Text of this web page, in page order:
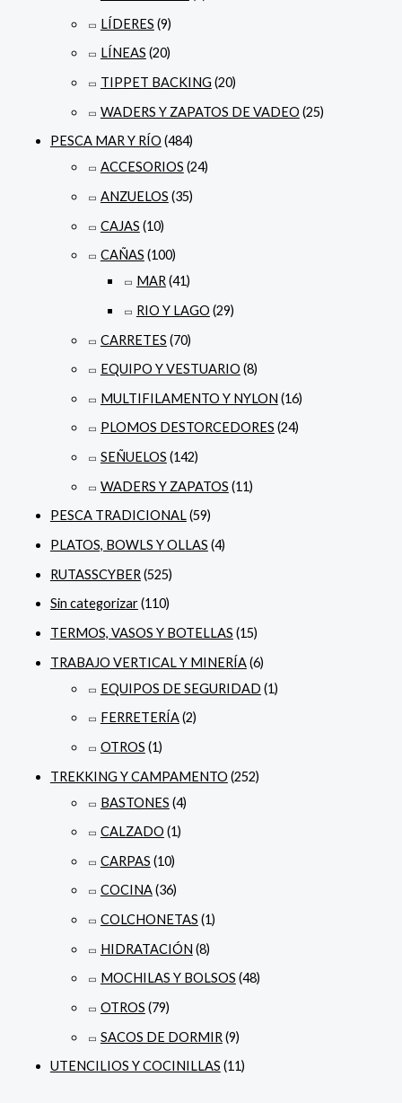
LÍDERES (9)
LÍNEAS (20)
TIPPET BACKING (20)
WADERS Y ZAPATOS DE VADEO (25)
PESCA MAR Y RÍO (484)
ACCESORIOS (24)
ANZUELOS (35)
CAJAS (10)
CAÑAS (100)
MAR(41)
RIO Y LAGO (29)
CARRETES (70)
EQUIPO Y VESTUARIO (8)
MULTIFILAMENTO Y NYLON (16)
PLOMOS DESTORCEDORES (24)
SEÑUELOS (142)
WADERS Y ZAPATOS (11)
PESCA TRADICIONAL(59)
PLATOS, BOWLS Y OLLAS (4)
RUTASSCYBER(525)
Sin categorizar(110)
TERMOS, VASOS Y BOTELLAS (15)
TRABAJO VERTICAL Y MINERÍA(6)
EQUIPOS DE SEGURIDAD (1)
FERRETERÍA(2)
OTROS (1)
TREKKING Y CAMPAMENTO (252)
BASTONES (4)
CALZADO (1)
CARPAS (10)
COCINA(36)
COLCHONETAS (1)
HIDRATACIÓN (8)
MOCHILAS Y BOLSOS (48)
OTROS (79)
SACOS DE DORMIR(9)
UTENCILIOS Y COCINILLAS (11)